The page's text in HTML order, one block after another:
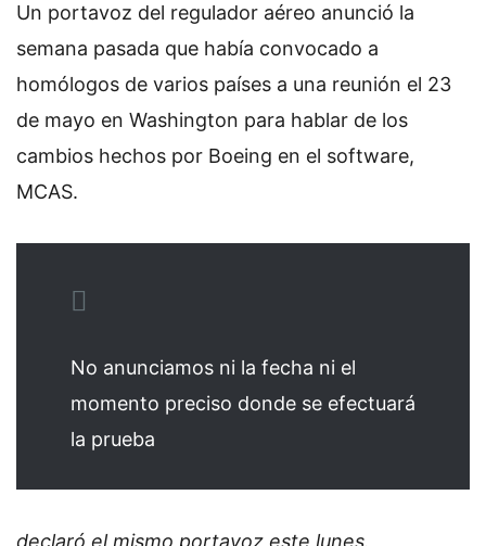
Un portavoz del regulador aéreo anunció la
semana pasada que había convocado a
homólogos de varios países a una reunión el 23
de mayo en Washington para hablar de los
cambios hechos por Boeing en el software,
MCAS.
No anunciamos ni la fecha ni el
momento preciso donde se efectuará
la prueba
declaró el mismo portavoz este lunes.